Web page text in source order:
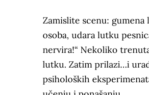
Zamislite scenu:
osoba, udara lutku
nervira!“ Nekoliko
lutku. Zatim prilazi…i
psiholoških